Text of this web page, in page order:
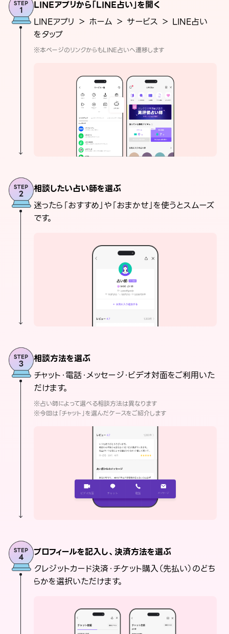
LINEアプリから「LINE占い」を開く
LINEアプリ ＞ ホーム ＞ サービス ＞ LINE占い
をタップ
※本ページのリンクからもLINE占いへ遷移します
相談したい占い師を選ぶ
迷ったら「おすすめ」や「おまかせ」を使うとスムーズ
です。
相談方法を選ぶ
チャット・電話・メッセージ・ビデオ対面をご利用いた
だけます。
※占い師によって選べる相談方法は異なります
※今回は「チャット」を選んだケースをご紹介します
プロフィールを記入し、決済方法を選ぶ
クレジットカード決済・チケット購入（先払い）のどち
らかを選択いただけます。